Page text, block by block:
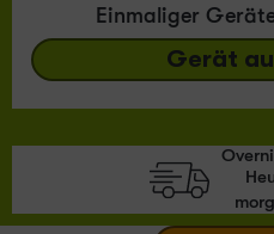
Einmaliger
Gerät